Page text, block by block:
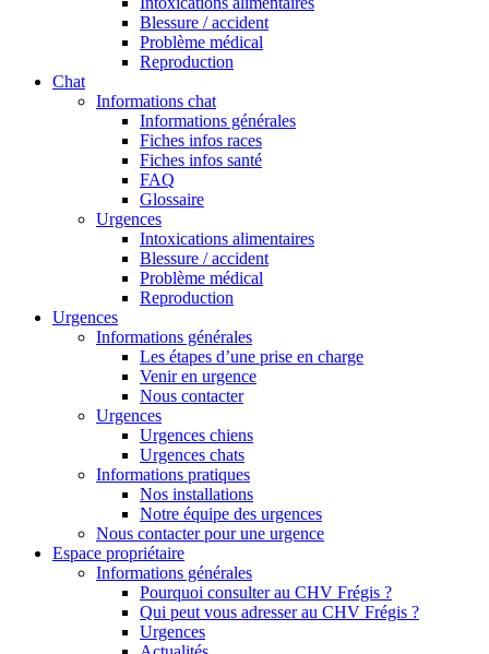
Blessure / accident
Problème médical
Reproduction
Chat
Informations chat
Informations générales
Fiches infos races
Fiches infos santé
FAQ
Glossaire
Urgences
Intoxications alimentaires
Blessure / accident
Problème médical
Reproduction
Urgences
Informations générales
Les étapes d’une prise en charge
Venir en urgence
Nous contacter
Urgences
Urgences chiens
Urgences chats
Informations pratiques
Nos installations
Notre équipe des urgences
Nous contacter pour une urgence
Espace propriétaire
Informations générales
Pourquoi consulter au CHV Frégis ?
Qui peut vous adresser au CHV Frégis ?
Urgences